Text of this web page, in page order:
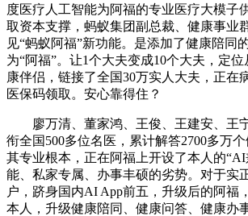
度医疗人工智能为阿福的专业医疗大模子
取资本支撑，蚂蚁集团副总裁、健康事业
见“蚂蚁阿福”新功能。是添加了健康陪同
为“阿福”。让1个大夫变成10个大夫，定
康伴侣，链接了全国30万实人大夫，正在
医保码领取。安心靠得住？
廖万清、董家鸿、王俊、王建安、王
衔全国500多位名医，累计解答2700多万
其专业根本，正在阿福上开设了本人的
能、私家专属、办事丰硕的劣势。对于实
户，跻身国内AI App前五，升级后的阿福
本人，升级健康陪同、健康问答、健康办